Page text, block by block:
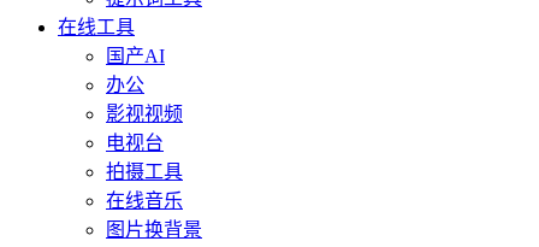
在线工具
国产AI
办公
影视视频
电视台
拍摄工具
在线音乐
图片换背景